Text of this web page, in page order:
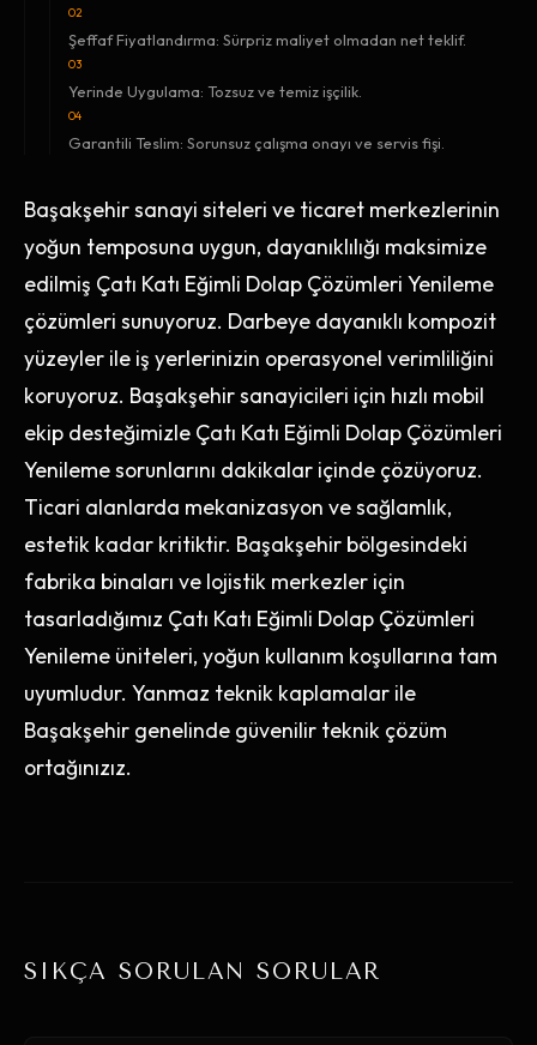
02
Şeffaf Fiyatlandırma: Sürpriz maliyet olmadan net teklif.
03
Yerinde Uygulama: Tozsuz ve temiz işçilik.
04
Garantili Teslim: Sorunsuz çalışma onayı ve servis fişi.
Başakşehir sanayi siteleri ve ticaret merkezlerinin
yoğun temposuna uygun, dayanıklılığı maksimize
edilmiş Çatı Katı Eğimli Dolap Çözümleri Yenileme
çözümleri sunuyoruz. Darbeye dayanıklı kompozit
yüzeyler ile iş yerlerinizin operasyonel verimliliğini
koruyoruz. Başakşehir sanayicileri için hızlı mobil
ekip desteğimizle Çatı Katı Eğimli Dolap Çözümleri
Yenileme sorunlarını dakikalar içinde çözüyoruz.
Ticari alanlarda mekanizasyon ve sağlamlık,
estetik kadar kritiktir. Başakşehir bölgesindeki
fabrika binaları ve lojistik merkezler için
tasarladığımız Çatı Katı Eğimli Dolap Çözümleri
Yenileme üniteleri, yoğun kullanım koşullarına tam
uyumludur. Yanmaz teknik kaplamalar ile
Başakşehir genelinde güvenilir teknik çözüm
ortağınızız.
SIKÇA SORULAN SORULAR